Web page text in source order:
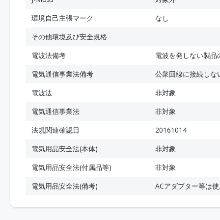
環境自己主張マーク
なし
その他環境及び安全規格
電波法備考
電波を発しない製品
電気通信事業法備考
公衆回線に接続しな
電波法
非対象
電気通信事業法
非対象
法規関連確認日
20161014
電気用品安全法(本体)
非対象
電気用品安全法(付属品等)
非対象
電気用品安全法(備考)
ACアダプター等は